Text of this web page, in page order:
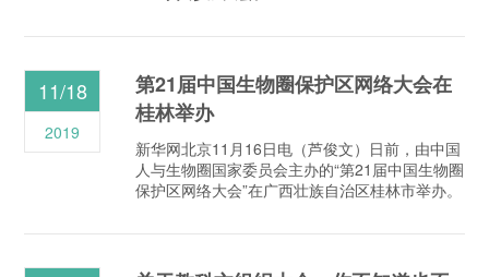
第21届中国生物圈保护区网络大会在
桂林举办
新华网北京11月16日电（芦俊文）日前，由中国
人与生物圈国家委员会主办的“第21届中国生物圈
保护区网络大会”在广西壮族自治区桂林市举办。
11/18
2019